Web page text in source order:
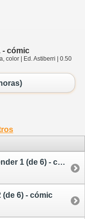
- cómic
color | Ed. Astiberri | 0.50
Estrellas de Hojalata / Descender 1 (de 6) - cómic
(de 6) - cómic